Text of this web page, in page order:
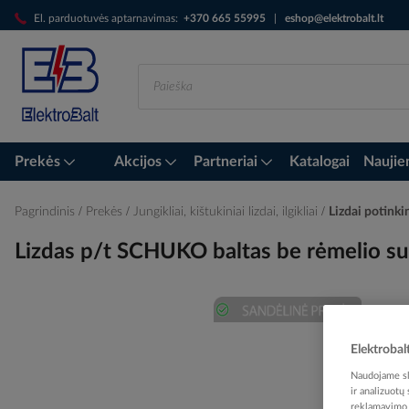
El. parduotuvės aptarnavimas: +370 665 55995 eshop@elektrobalt.lt
Skip
to
Content
Prekės Akcijos Partneriai Katalogai
Pagrindinis Prekės Jungikliai, kištukiniai lizdai, ilgikliai Lizdai
Lizdas p/t SCHUKO baltas be rėmelio
Naudojame
ir analizuotų
reklamavimo